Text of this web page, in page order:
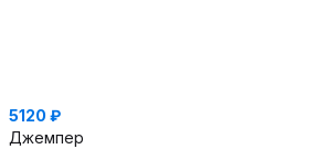
5120 ₽
Джемпер